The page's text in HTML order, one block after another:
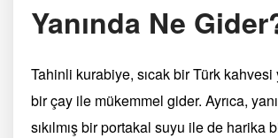
Yanında Ne
Tahinli kurabiye, sıcak bir Türk
bir çay ile mükemmel gider. Ayrıca,
sıkılmış bir portakal suyu ile de harika